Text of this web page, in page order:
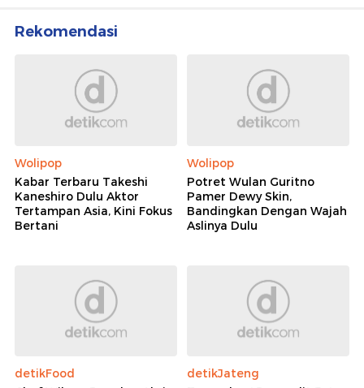
Rekomendasi
Wolipop
Kabar Terbaru Takeshi
Kaneshiro Dulu Aktor
Tertampan Asia, Kini Fokus
Bertani
Wolipop
Potret Wulan Guritno
Pamer Dewy Skin,
Bandingkan Dengan Wajah
Aslinya Dulu
detikFood
detikJateng